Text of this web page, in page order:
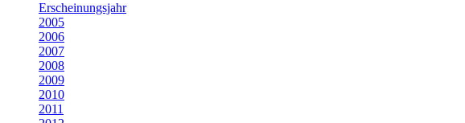
Erscheinungsjahr
2005
2006
2007
2008
2009
2010
2011